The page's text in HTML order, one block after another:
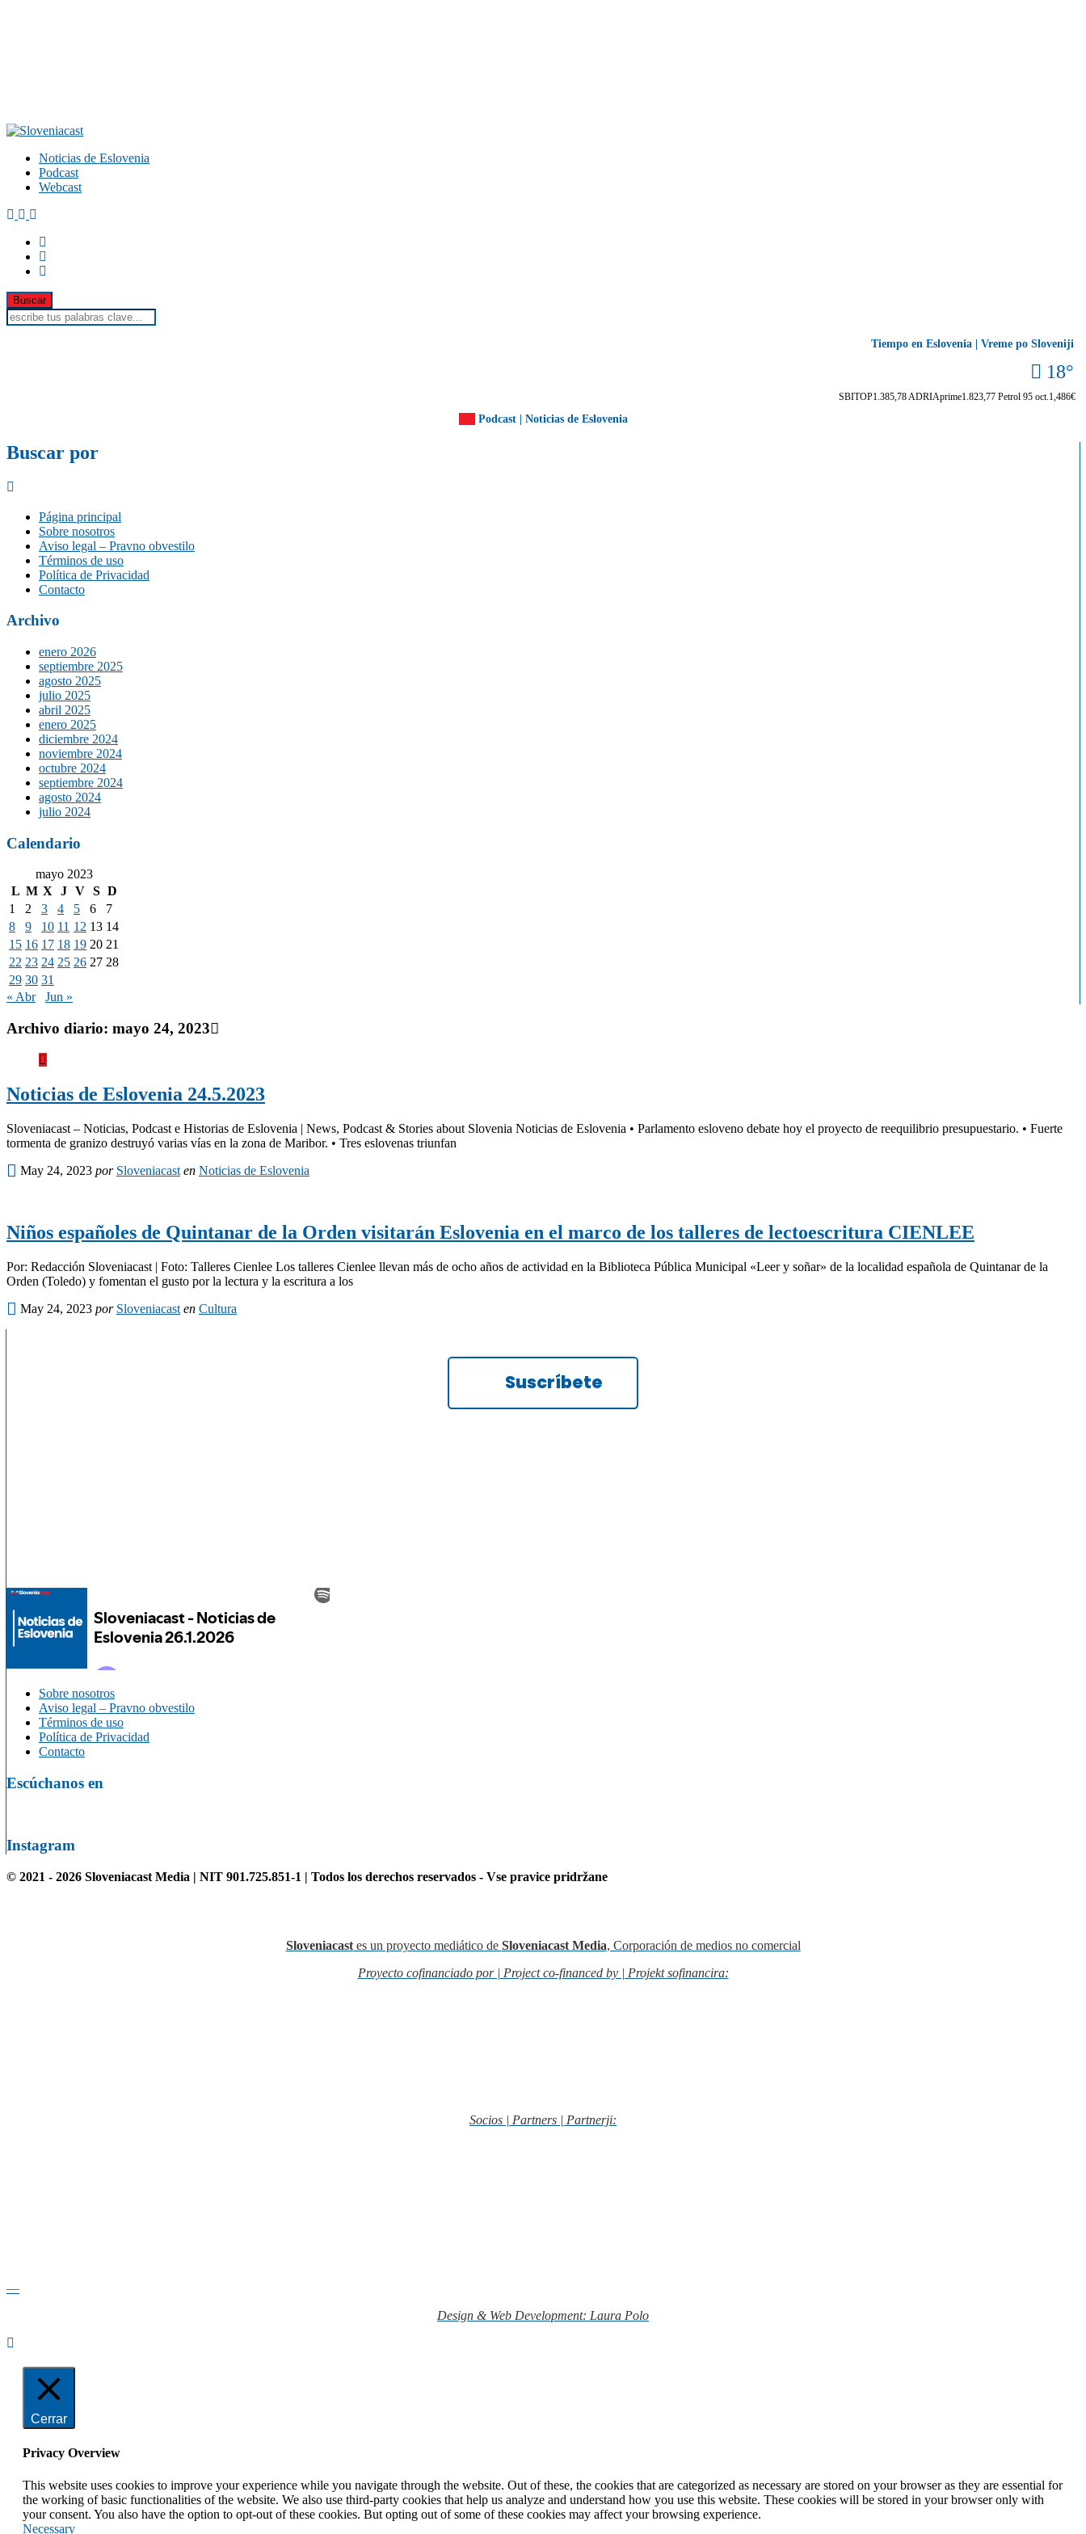
Noticias de Eslovenia
Podcast
Webcast
Tiempo en Eslovenia | Vreme po Sloveniji
18°
SBITOP1.385,78ADRIAprime1.823,77 Petrol 95 oct.1,486€
Podcast | Noticias de Eslovenia
Buscar por
Página principal
Sobre nosotros
Aviso legal – Pravno obvestilo
Términos de uso
Política de Privacidad
Contacto
Archivo
enero 2026
septiembre 2025
agosto 2025
julio 2025
abril 2025
enero 2025
diciembre 2024
noviembre 2024
octubre 2024
septiembre 2024
agosto 2024
julio 2024
Calendario
mayo 2023
L M X J V S D
1
2 3 4 5 6
7
8
9 10 11 12 13 14
15 16 17 18 19 20 21
22 23 24 25 26 27 28
29 30 31
« Abr
Jun »
Archivo diario: mayo 24, 2023
Noticias de Eslovenia 24.5.2023
Sloveniacast – Noticias, Podcast e Historias de Eslovenia | News, Podcast & Stories about Slovenia Noticias de Eslovenia • Parlamento esloveno debate hoy el proyecto de reequilibrio presupuestario. • Fuerte
tormenta de granizo destruyó varias vías en la zona de Maribor. • Tres eslovenas triunfan
May 24, 2023 por Sloveniacast en Noticias de Eslovenia
Niños españoles de Quintanar de la Orden visitarán Eslovenia en el marco de los talleres de lectoescritura CIENLEE
Por: Redacción Sloveniacast | Foto: Talleres Cienlee Los talleres Cienlee llevan más de ocho años de actividad en la Biblioteca Pública Municipal «Leer y soñar» de la localidad española de Quintanar de la
Orden (Toledo) y fomentan el gusto por la lectura y la escritura a los
May 24, 2023 por Sloveniacast en Cultura
Suscríbete
Sobre nosotros
Aviso legal – Pravno obvestilo
Términos de uso
Política de Privacidad
Contacto
Escúchanos en
Instagram
© 2021 - 2026 Sloveniacast Media | NIT 901.725.851-1 | Todos los derechos reservados - Vse pravice pridržane
Sloveniacastes un proyecto mediático de Sloveniacast Media, Corporación de medios no comercial
Proyecto cofinanciado por | Project co-financed by | Projekt sofinancira:
Socios | Partners | Partnerji:
—
Design & Web Development: Laura Polo
Cerrar
Privacy Overview
This website uses cookies to improve your experience while you navigate through the website. Out of these, the cookies that are categorized as necessary are stored on your browser as they are essential for
the working of basic functionalities of the website. We also use third-party cookies that help us analyze and understand how you use this website. These cookies will be stored in your browser only with
your consent. You also have the option to opt-out of these cookies. But opting out of some of these cookies may affect your browsing experience.
Necessary